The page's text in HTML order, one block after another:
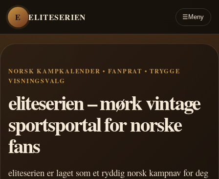
E ELITESERIEN ☰ Meny
NORSK KAMPKALENDER • FANPRAT • TRYGGE
VISNINGSVALG
eliteserien – mørk vintage
sportsportal for norske
fans
eliteserien er laget som et ryddig norsk kampnav for deg